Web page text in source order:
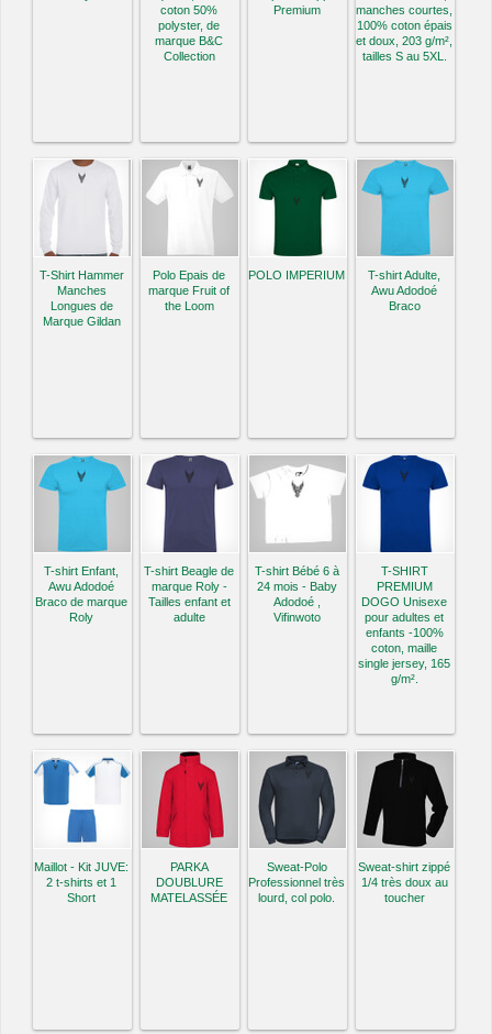
coton 50%
polyster, de
marque B&C
Collection
Premium
manches courtes,
100% coton épais
et doux, 203 g/m²,
tailles S au 5XL.
T-Shirt Hammer
Manches
Longues de
Marque Gildan
Polo Epais de
marque Fruit of
the Loom
POLO IMPERIUM
T-shirt Adulte,
Awu Adodoé
Braco
T-shirt Enfant,
Awu Adodoé
Braco de marque
Roly
T-shirt Beagle de
marque Roly -
Tailles enfant et
adulte
T-shirt Bébé 6 à
24 mois - Baby
Adodoé ,
Vifinwoto
T-SHIRT
PREMIUM
DOGO Unisexe
pour adultes et
enfants -100%
coton, maille
single jersey, 165
g/m².
Maillot - Kit JUVE:
2 t-shirts et 1
Short
PARKA
DOUBLURE
MATELASSÉE
Sweat-Polo
Professionnel très
lourd, col polo.
Sweat-shirt zippé
1/4 très doux au
toucher